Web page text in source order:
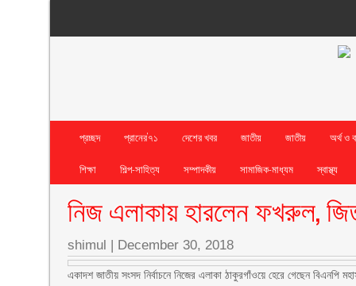
প্রচ্ছদ প্রানের’৭১ দেশের খবর জাতীয় জাতীয়
অর্থ ও
শিক্ষা
শিল্প-সাহিত্য সম্পাদকীয় সামাজিক-মাধ্যম স্বাস্থ্য
নিজ এলাকায় হারলেন ফখরুল,
shimul | December 30, 2018
একাদশ জাতীয় সংসদ নির্বাচনে নিজের এলাকা ঠাকুরগাঁওয়ে হেরে গেছেন